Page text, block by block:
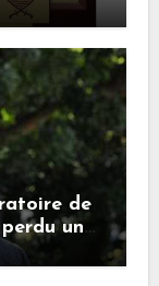
de
une
à-vis